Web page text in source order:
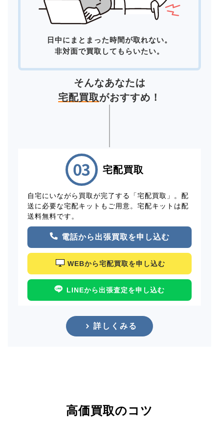
日中にまとまった時間が取れない。
非対面で買取してもらいたい。
そんなあなたは
宅配買取がおすすめ！
宅配買取
自宅にいながら買取が完了する「宅配買取」。配
送に必要な宅配キットもご用意。宅配キットは配
送料無料です。
電話から出張買取を申し込む
WEBから宅配買取を申し込む
LINEから出張査定を申し込む
詳しくみる
高価買取のコツ